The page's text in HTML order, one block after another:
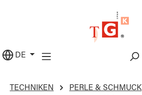
DE
TECHNIKEN
PERLE & SCHMUCK